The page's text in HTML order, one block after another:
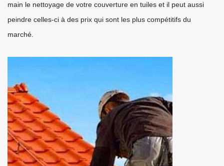
main le nettoyage de votre couverture en tuiles et il peut aussi
peindre celles-ci à des prix qui sont les plus compétitifs du
marché.